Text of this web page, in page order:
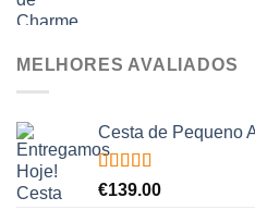
MELHORES AVALIADOS
Cesta de Pequeno
Avaliação
€139.00